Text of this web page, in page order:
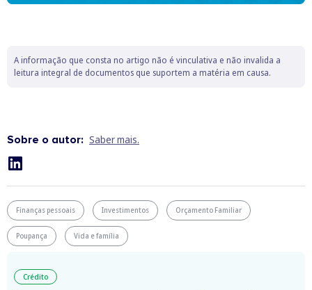
A informação que consta no artigo não é vinculativa e não invalida a
leitura integral de documentos que suportem a matéria em causa.
Sobre o autor: Saber mais.
Finanças pessoais Investimentos Orçamento Familiar
Poupança Vida e família
Crédito